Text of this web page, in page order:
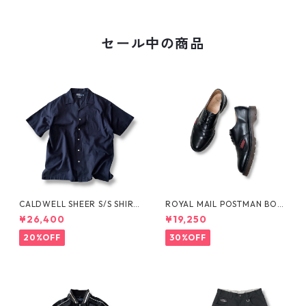
セール中の商品
CALDWELL SHEER S/S SHIRT
by Polo Ralph Lauren
¥26,400
20%OFF
ROYAL MAIL POSTMAN BOO
TS by Dr.MARTENS
¥19,250
30%OFF